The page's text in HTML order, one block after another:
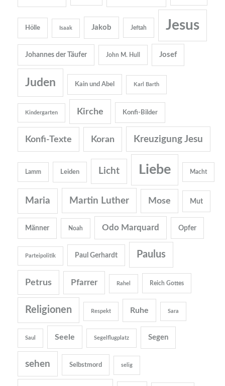
Hölle Isaak Jakob Jeftah Jesus
Johannes der Täufer John M. Hull Josef
Juden Kain und Abel Karl Barth
Kindergarten Kirche Konfi-Bilder
Konfi-Texte Koran Kreuzigung Jesu
Lamm Leiden Licht Liebe Macht
Maria Martin Luther Mose Mut
Männer Noah Odo Marquard Opfer
Parteipolitik Paul Gerhardt Paulus
Petrus Pfarrer Rahel Reich Gottes
Religionen Respekt Ruhe Sara
Saul Seele Segelflugplatz Segen
sehen Selbstmord selig